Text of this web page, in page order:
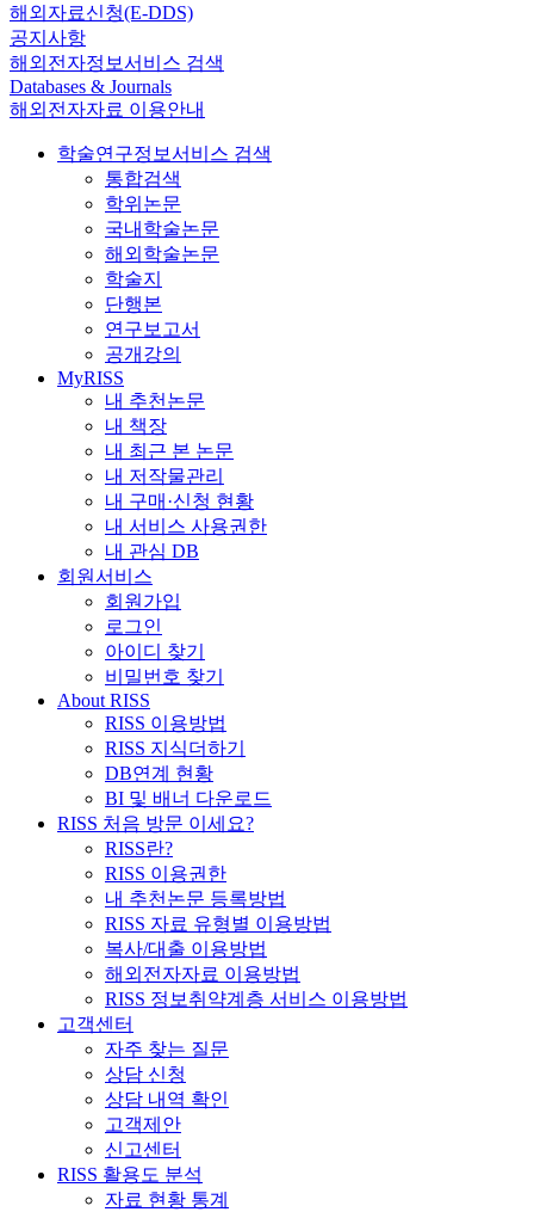
해외자료신청(E-DDS)
공지사항
해외전자정보서비스 검색
Databases & Journals
해외전자자료 이용안내
학술연구정보서비스 검색
통합검색
학위논문
국내학술논문
해외학술논문
학술지
단행본
연구보고서
공개강의
MyRISS
내 추천논문
내 책장
내 최근 본 논문
내 저작물관리
내 구매·신청 현황
내 서비스 사용권한
내 관심 DB
회원서비스
회원가입
로그인
아이디 찾기
비밀번호 찾기
About RISS
RISS 이용방법
RISS 지식더하기
DB연계 현황
BI 및 배너 다운로드
RISS 처음 방문 이세요?
RISS란?
RISS 이용권한
내 추천논문 등록방법
RISS 자료 유형별 이용방법
복사/대출 이용방법
해외전자자료 이용방법
RISS 정보취약계층 서비스 이용방법
고객센터
자주 찾는 질문
상담 신청
상담 내역 확인
고객제안
신고센터
RISS 활용도 분석
자료 현황 통계